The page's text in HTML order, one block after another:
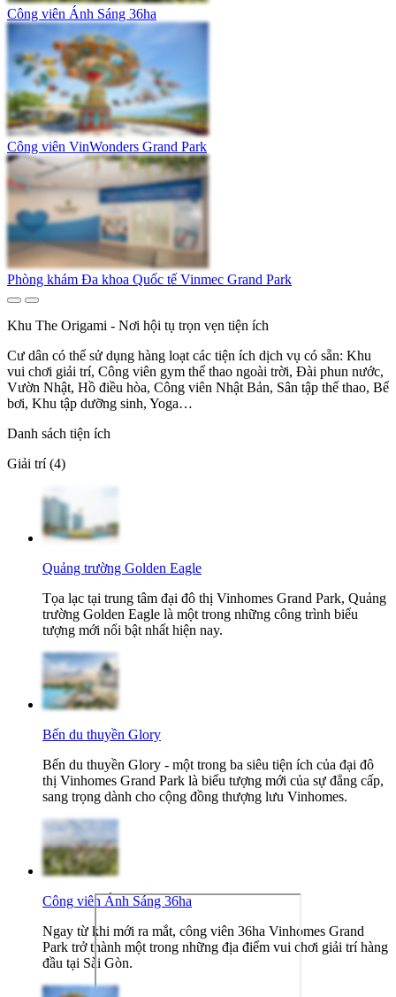
Công viên Ánh Sáng 36ha
Công viên VinWonders Grand Park
Phòng khám Đa khoa Quốc tế Vinmec Grand Park
Khu The Origami - Nơi hội tụ trọn vẹn tiện ích
Cư dân có thể sử dụng hàng loạt các tiện ích dịch vụ có sẵn: Khu
vui chơi giải trí, Công viên gym thể thao ngoài trời, Đài phun nước,
Vườn Nhật, Hồ điều hòa, Công viên Nhật Bản, Sân tập thể thao, Bể
bơi, Khu tập dưỡng sinh, Yoga…
Danh sách tiện ích
Giải trí (4)
Quảng trường Golden Eagle
Tọa lạc tại trung tâm đại đô thị Vinhomes Grand Park, Quảng
trường Golden Eagle là một trong những công trình biểu
tượng mới nổi bật nhất hiện nay.
Bến du thuyền Glory
Bến du thuyền Glory - một trong ba siêu tiện ích của đại đô
thị Vinhomes Grand Park là biểu tượng mới của sự đẳng cấp,
sang trọng dành cho cộng đồng thượng lưu Vinhomes.
Công viên Ánh Sáng 36ha
Ngay từ khi mới ra mắt, công viên 36ha Vinhomes Grand
Park trở thành một trong những địa điểm vui chơi giải trí hàng
đầu tại Sài Gòn.